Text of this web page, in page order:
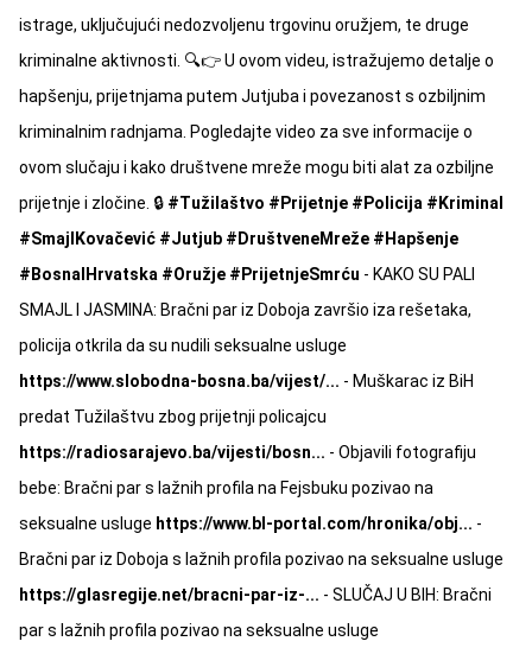
istrage, uključujući nedozvoljenu trgovinu oružjem, te druge
kriminalne aktivnosti. 🔍👉 U ovom videu, istražujemo detalje o
hapšenju, prijetnjama putem Jutjuba i povezanost s ozbiljnim
kriminalnim radnjama. Pogledajte video za sve informacije o
ovom slučaju i kako društvene mreže mogu biti alat za ozbiljne
prijetnje i zločine. 🔒 #Tužilaštvo #Prijetnje #Policija #Kriminal
#SmajlKovačević #Jutjub #DruštveneMreže #Hapšenje
#BosnaIHrvatska #Oružje #PrijetnjeSmrću - KAKO SU PALI
SMAJL I JASMINA: Bračni par iz Doboja završio iza rešetaka,
policija otkrila da su nudili seksualne usluge
https://www.slobodna-bosna.ba/vijest/... - Muškarac iz BiH
predat Tužilaštvu zbog prijetnji policajcu
https://radiosarajevo.ba/vijesti/bosn... - Objavili fotografiju
bebe: Bračni par s lažnih profila na Fejsbuku pozivao na
seksualne usluge https://www.bl-portal.com/hronika/obj... -
Bračni par iz Doboja s lažnih profila pozivao na seksualne usluge
https://glasregije.net/bracni-par-iz-... - SLUČAJ U BIH: Bračni
par s lažnih profila pozivao na seksualne usluge